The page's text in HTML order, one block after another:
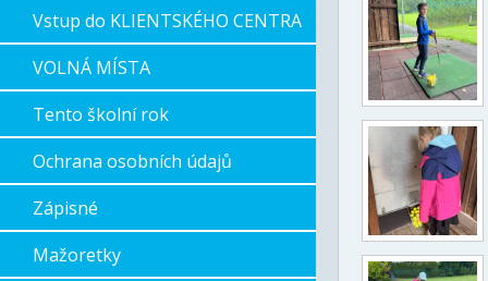
Vstup do KLIENTSKÉHO CENTRA
VOLNÁ MÍSTA
Tento školní rok
Ochrana osobních údajů
Zápisné
Mažoretky